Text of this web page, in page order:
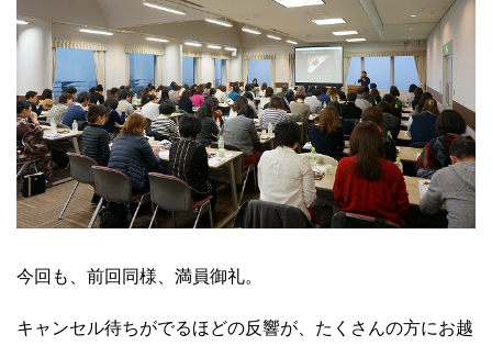
今回も、前回同様、満員御礼。
キャンセル待ちがでるほどの反響が、たくさんの方にお越